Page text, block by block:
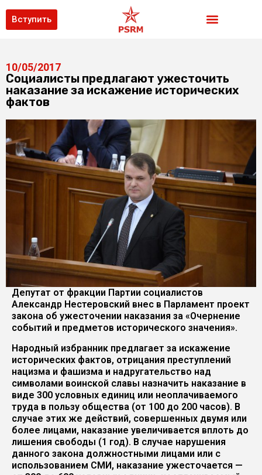
Вступить
10/05/2017
Социалисты предлагают ужесточить
наказание за искажение исторических
фактов
Депутат от фракции Партии социалистов
Александр Нестеровский внес в Парламент проект
закона об ужесточении наказания за «Очернение
событий и предметов исторического значения».
Народный избранник предлагает за искажение
исторических фактов, отрицания преступлений
нацизма и фашизма и надругательство над
символами воинской славы назначить наказание в
виде 300 условных единиц или неоплачиваемого
труда в пользу общества (от 100 до 200 часов). В
случае этих же действий, совершенных двумя или
более лицами, наказание увеличивается вплоть до
лишения свободы (1 год). В случае нарушения
данного закона должностными лицами или с
использованием СМИ, наказание ужесточается —